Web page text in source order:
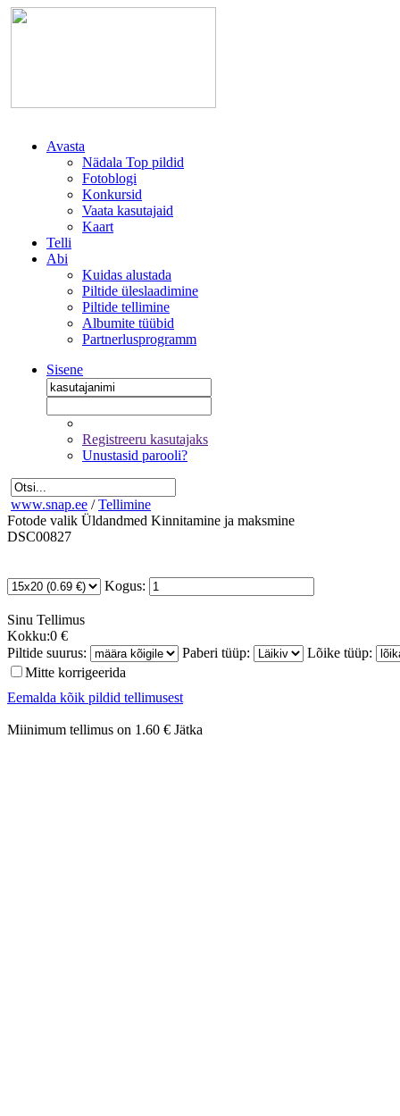
Avasta
Nädala Top pildid
Fotoblogi
Konkursid
Vaata kasutajaid
Kaart
Telli
Abi
Kuidas alustada
Piltide üleslaadimine
Piltide tellimine
Albumite tüübid
Partnerlusprogramm
Sisene
Registreeru kasutajaks
Unustasid parooli?
www.snap.ee / Tellimine
Fotode valik Üldandmed Kinnitamine ja maksmine
DSC00827
Kogus:
Sinu Tellimus
Kokku:0 €
Piltide suurus:
Paberi tüüp:
Lõike tüüp:
Mitte korrigeerida
Eemalda kõik pildid tellimusest
Miinimum tellimus on 1.60 € Jätka